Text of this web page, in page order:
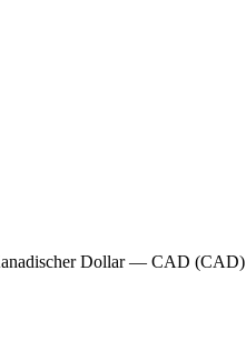
Dollar — CAD (CAD)